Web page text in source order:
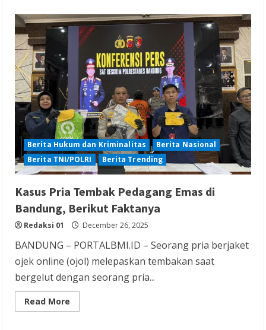
UMP
2026
Provinsi;
Airlangga
Janji
Pulihkan
Ekonomi
Aceh
Berita Hukum dan Kriminalitas
Berita Nasional
Berita TNI/POLRI
Berita Trending
Kasus Pria Tembak Pedagang Emas di
Bandung, Berikut Faktanya
Redaksi 01 December 26, 2025
BANDUNG – PORTALBMI.ID – Seorang pria berjaket
ojek online (ojol) melepaskan tembakan saat
bergelut dengan seorang pria...
Read More
more